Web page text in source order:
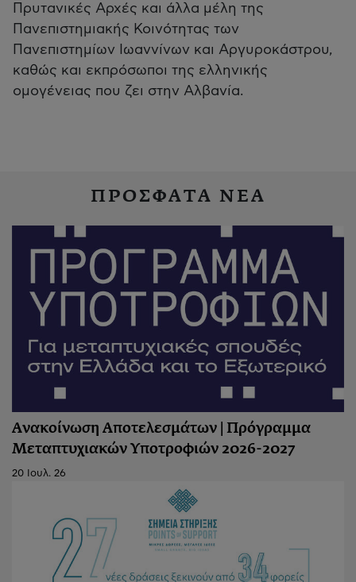
Πρυτανικές Αρχές και άλλα μέλη της
Πανεπιστημιακής Κοινότητας των
Πανεπιστημίων Ιωαννίνων και Αργυροκάστρου,
καθώς και εκπρόσωποι της ελληνικής
ομογένειας που ζει στην Αλβανία.
ΠΡΟΣΦΑΤΑ ΝΕΑ
Ανακοίνωση Αποτελεσμάτων | Πρόγραμμα
Μεταπτυχιακών Υποτροφιών 2026-2027
20 Ιουλ. 26